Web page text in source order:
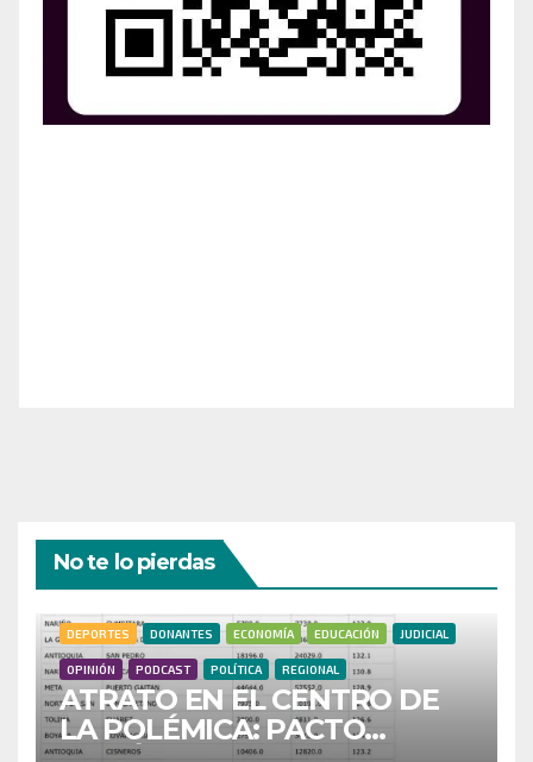
No te lo pierdas
DEPORTES DONANTES ECONOMÍA EDUCACIÓN JUDICIAL
OPINIÓN PODCAST POLÍTICA REGIONAL
ATRATO EN EL CENTRO DE
LA POLÉMICA: PACTO